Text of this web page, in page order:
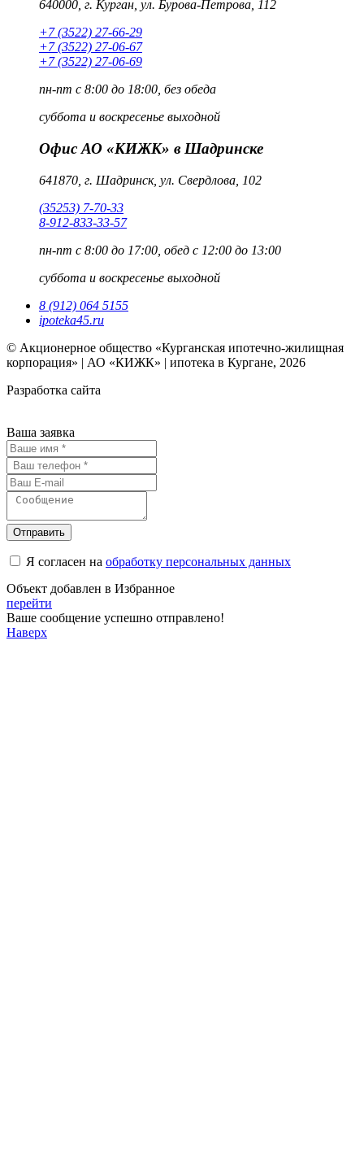
640000, г. Курган, ул. Бурова-Петрова, 112
+7 (3522) 27-66-29
+7 (3522) 27-06-67
+7 (3522) 27-06-69
пн-пт с 8:00 до 18:00, без обеда
суббота и воскресенье выходной
Офис АО «КИЖК» в Шадринске
641870, г. Шадринск, ул. Свердлова, 102
(35253) 7-70-33
8-912-833-33-57
пн-пт с 8:00 до 17:00, обед с 12:00 до 13:00
суббота и воскресенье выходной
8 (912) 064 5155
ipoteka45.ru
© Акционерное общество «Курганская ипотечно-жилищная
корпорация» | АО «КИЖК» | ипотека в Кургане, 2026
Разработка сайта
Ваша заявка
Отправить
Я согласен на обработку персональных данных
Объект добавлен в Избранное
перейти
Ваше сообщение успешно отправлено!
Наверх